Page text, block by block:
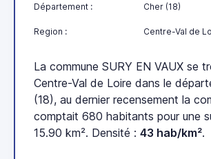
Département : Cher (18)
Region : Centre-Val de
La commune SURY EN VAUX se
Centre-Val de Loire dans le
(18), au dernier recensement la
comptait 680 habitants pour une
15.90 km². Densité : 43 hab/km².